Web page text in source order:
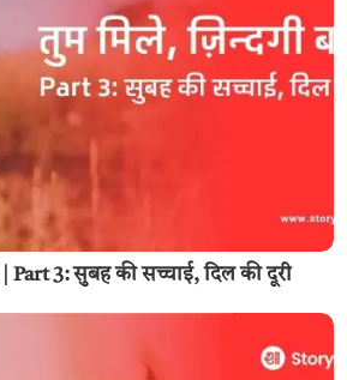
Part 3: सुबह की सच्चाई, दिल की दूरी